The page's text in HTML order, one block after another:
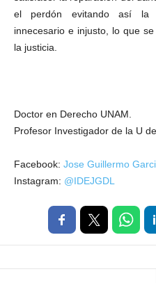
el perdón evitando así la
innecesario e injusto, lo que
la justicia.
Doctor en Derecho UNAM.
Profesor Investigador de la U de
Facebook: Jose Guillermo
Instagram: @IDEJGDL